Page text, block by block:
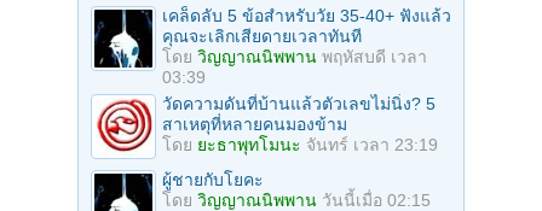
เคล็ดลับ 5 ข้อสำหรับวัย 35-40+ ฟังแล้ว
คุณจะเลิกเสียดายเวลาทันที
โดย วิญญาณนิพพาน พฤหัสบดี เวลา
03:39
วัดความดันที่บ้านแล้วตัวเลขไม่นิ่ง? 5
สาเหตุที่หลายคนมองข้าม
โดย ยะธาพุทโมนะ จันทร์ เวลา 23:19
ผู้ชายกับโยคะ
โดย วิญญาณนิพพาน วันนี้เมื่อ 02:15